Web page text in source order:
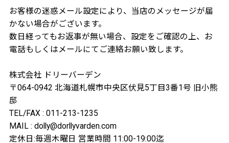
お客様の迷惑メール設定により、当店のメッセージが届
かない場合がございます。
数日経ってもお返事が無い場合、設定をご確認の上、お
電話もしくはメールにてご連絡お願い致します。
株式会社 ドリーバーデン
〒064-0942 北海道札幌市中央区伏見5丁目3番1号 旧小熊
邸
TEL/FAX : 011-213-1235
MAIL : dolly@dorllyvarden.com
定休日:毎週木曜日 営業時間 11:00-19:00迄